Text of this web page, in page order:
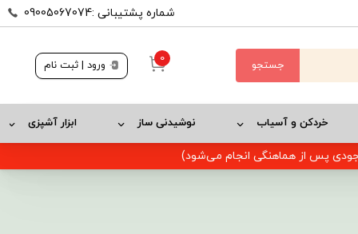
شماره پشتیبانی :09005067074
جستجو 0 ورود | ثبت نام
خردکن و آسیاب نوشیدنی ساز ابزار آشپزی
پس از هماهنگی انجام می‌شود)